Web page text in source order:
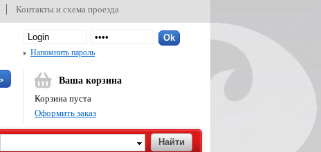
Контакты и схема проезда
Напомнить пароль
Ваша корзина
Корзина пуста
Оформить заказ